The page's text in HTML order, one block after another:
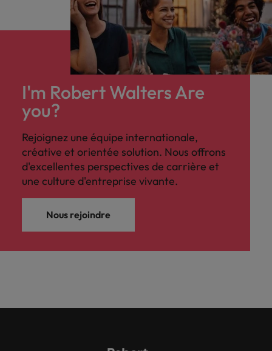
I'm Robert Walters Are
you?
Rejoignez une équipe internationale,
créative et orientée solution. Nous offrons
d'excellentes perspectives de carrière et
une culture d'entreprise vivante.
Nous rejoindre